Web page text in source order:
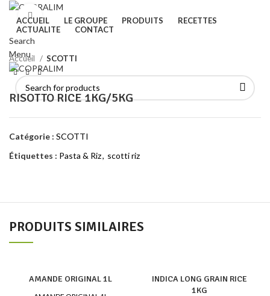
ACCUEIL LE GROUPE PRODUITS
RECETTES
ACTUALITE
CONTACT
Search
Menu
Click to enlarge
Accueil SCOTTI
RISOTTO RICE 1KG/5KG
Catégorie : SCOTTI
Étiquettes : Pasta & Riz, scotti riz
PRODUITS SIMILAIRES
AMANDE ORIGINAL 1L
INDICA LONG GRAIN RICE
1KG